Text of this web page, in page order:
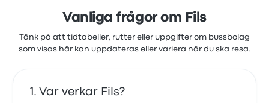
Vanliga frågor om Fils
Tänk på att tidtabeller, rutter eller uppgifter om bussbolag
som visas här kan uppdateras eller variera när du ska resa.
Var verkar Fils?